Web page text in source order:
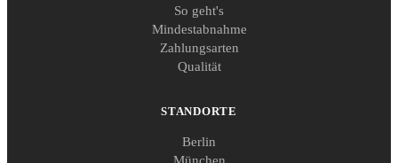
So geht's
Mindestabnahme
Zahlungsarten
Qualität
STANDORTE
Berlin
München